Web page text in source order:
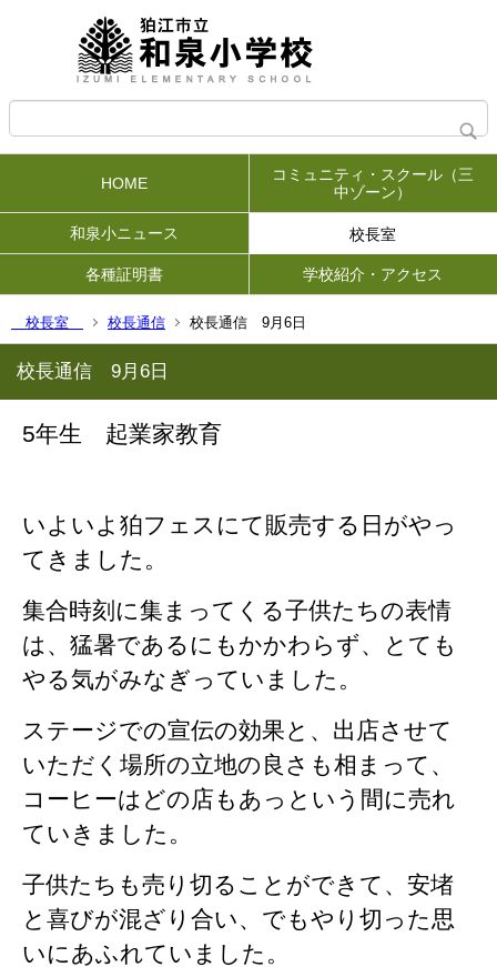
HOME
コミュニティ・スクール（三
中ゾーン）
和泉小ニュース 校長室
各種証明書 学校紹介・アクセス
校長室 校長通信 校長通信 9月6日
校長通信 9月6日
5年生 起業家教育
いよいよ狛フェスにて販売する日がやっ
てきました。
集合時刻に集まってくる子供たちの表情
は、猛暑であるにもかかわらず、とても
やる気がみなぎっていました。
ステージでの宣伝の効果と、出店させて
いただく場所の立地の良さも相まって、
コーヒーはどの店もあっという間に売れ
ていきました。
子供たちも売り切ることができて、安堵
と喜びが混ざり合い、でもやり切った思
いにあふれていました。